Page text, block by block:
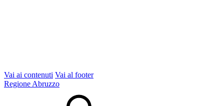
Vai ai contenuti Vai al footer
Regione Abruzzo